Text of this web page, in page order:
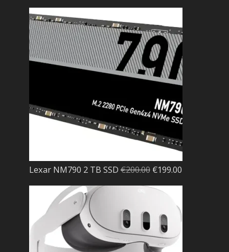
Lexar NM790 2 TB SSD€200.00 El
precio
original
era:
€200.00.
€199.00El
precio
es: